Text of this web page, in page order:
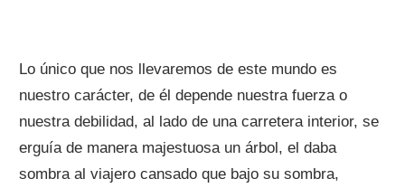
Lo único que nos llevaremos de este mundo es
nuestro carácter, de él depende nuestra fuerza o
nuestra debilidad, al lado de una carretera interior, se
erguía de manera majestuosa un árbol, el daba
sombra al viajero cansado que bajo su sombra,